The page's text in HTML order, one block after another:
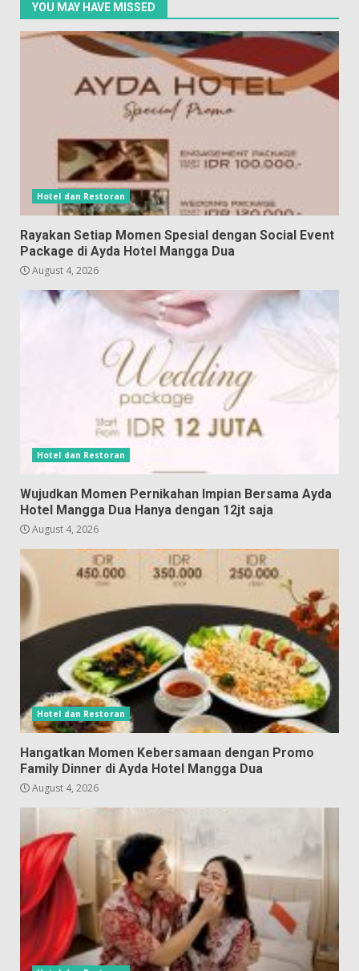
YOU MAY HAVE MISSED
Hotel dan Restoran
Rayakan Setiap Momen Spesial dengan Social Event
Package di Ayda Hotel Mangga Dua
August 4, 2026
Hotel dan Restoran
Wujudkan Momen Pernikahan Impian Bersama Ayda
Hotel Mangga Dua Hanya dengan 12jt saja
August 4, 2026
Hotel dan Restoran
Hangatkan Momen Kebersamaan dengan Promo
Family Dinner di Ayda Hotel Mangga Dua
August 4, 2026